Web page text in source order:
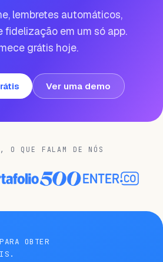
lembretes automáticos,
fidelização em um só app.
grátis hoje.
Ver uma demo
O QUE FALAM DE NÓS
OBTER